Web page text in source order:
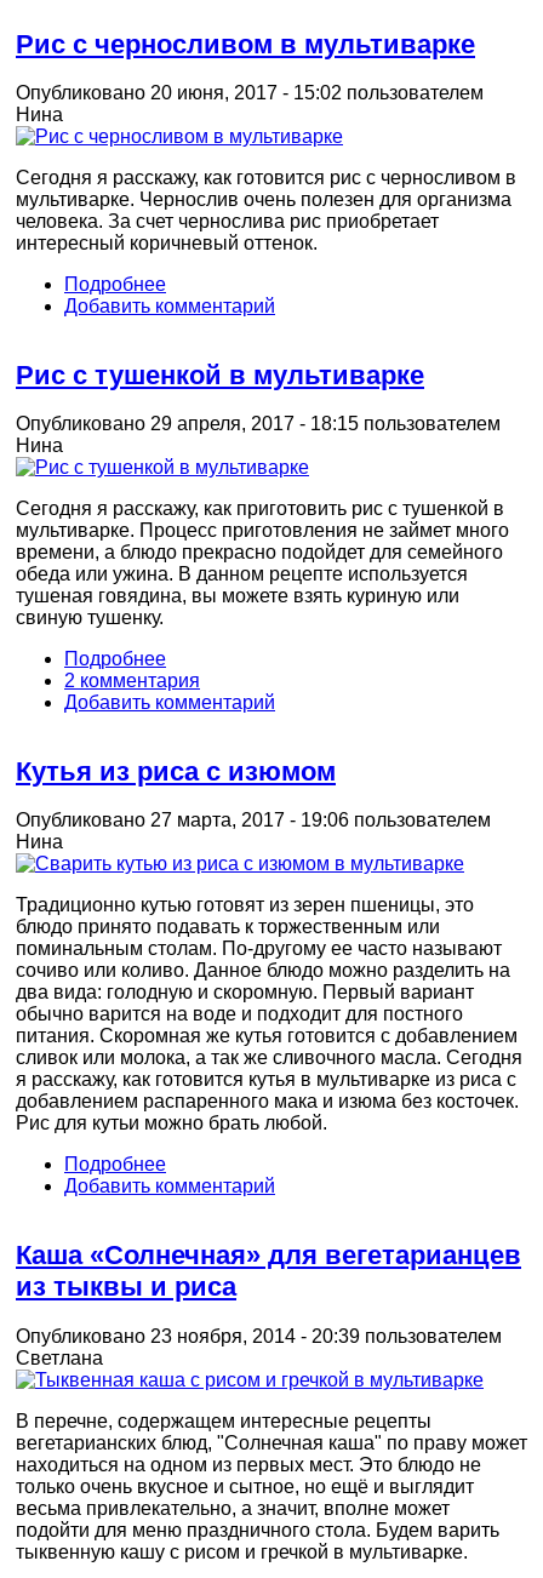
Рис с черносливом в мультиварке
Опубликовано 20 июня, 2017 - 15:02 пользователем
Нина
Сегодня я расскажу, как готовится рис с черносливом в
мультиварке. Чернослив очень полезен для организма
человека. За счет чернослива рис приобретает
интересный коричневый оттенок.
Подробнее
Добавить комментарий
Рис с тушенкой в мультиварке
Опубликовано 29 апреля, 2017 - 18:15 пользователем
Нина
Сегодня я расскажу, как приготовить рис с тушенкой в
мультиварке. Процесс приготовления не займет много
времени, а блюдо прекрасно подойдет для семейного
обеда или ужина. В данном рецепте используется
тушеная говядина, вы можете взять куриную или
свиную тушенку.
Подробнее
2 комментария
Добавить комментарий
Кутья из риса с изюмом
Опубликовано 27 марта, 2017 - 19:06 пользователем
Нина
Традиционно кутью готовят из зерен пшеницы, это
блюдо принято подавать к торжественным или
поминальным столам. По-другому ее часто называют
сочиво или коливо. Данное блюдо можно разделить на
два вида: голодную и скоромную. Первый вариант
обычно варится на воде и подходит для постного
питания. Скоромная же кутья готовится с добавлением
сливок или молока, а так же сливочного масла. Сегодня
я расскажу, как готовится кутья в мультиварке из риса с
добавлением распаренного мака и изюма без косточек.
Рис для кутьи можно брать любой.
Подробнее
Добавить комментарий
Каша «Солнечная» для вегетарианцев
из тыквы и риса
Опубликовано 23 ноября, 2014 - 20:39 пользователем
Светлана
В перечне, содержащем интересные рецепты
вегетарианских блюд, "Солнечная каша" по праву может
находиться на одном из первых мест. Это блюдо не
только очень вкусное и сытное, но ещё и выглядит
весьма привлекательно, а значит, вполне может
подойти для меню праздничного стола. Будем варить
тыквенную кашу с рисом и гречкой в мультиварке.